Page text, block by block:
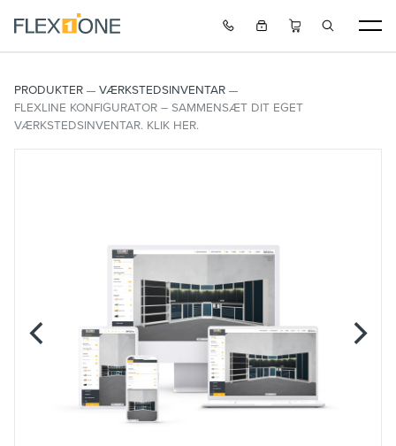
PRODUKTER
VÆRKSTEDSINVENTAR
FLEXLINE KONFIGURATOR – SAMMENSÆT DIT EGET
VÆRKSTEDSINVENTAR. KLIK HER.